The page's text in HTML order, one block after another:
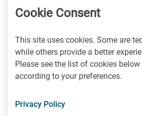
You might also be
8.9. -9.9.2026
Stockholm
Nordic Life Science Days 2026:
Nordic Life Science Days is the
Cookie Consent
This site uses cookies. Some are
while others provide a better
Please see the list of cookies
according to your preferences.
Privacy Policy